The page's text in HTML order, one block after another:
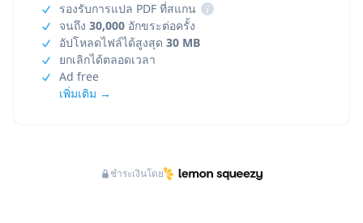
รองรับการแปล PDF ที่สแกน
i
จนถึง 30,000 อักขระต่อครั้ง
อัปโหลดไฟล์ได้สูงสุด 30 MB
ยกเลิกได้ตลอดเวลา
Ad free
เพิ่มเติม →
ชำระเงินโดย